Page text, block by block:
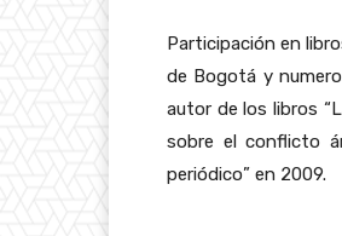
Participación en
de Bogotá y
autor de los libros
sobre el conflicto
periódico” en 2009.